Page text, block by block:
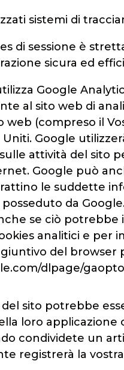
sistemi di
di sessione è
sicura ed
Google
al sito web di
web (compreso il
Google
attività del sito
Google può
le suddette
da
se ciò
analitici e per
del browser
dlpage/
sito potrebbe
loro applicazione
condividete un
registrerà la